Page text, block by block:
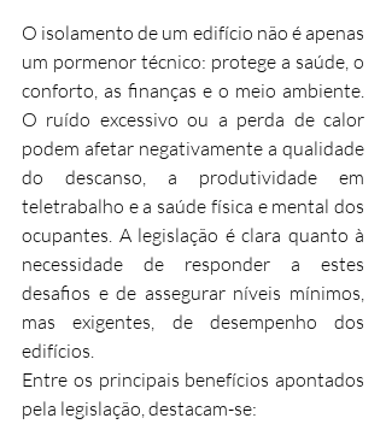
O isolamento de um edifício não é apenas
um pormenor técnico: protege a saúde, o
conforto, as finanças e o meio ambiente.
O ruído excessivo ou a perda de calor
podem afetar negativamente a qualidade
do descanso, a produtividade em
teletrabalho e a saúde física e mental dos
ocupantes. A legislação é clara quanto à
necessidade de responder a estes
desafios e de assegurar níveis mínimos,
mas exigentes, de desempenho dos
edifícios.
Entre os principais benefícios apontados
pela legislação, destacam-se: